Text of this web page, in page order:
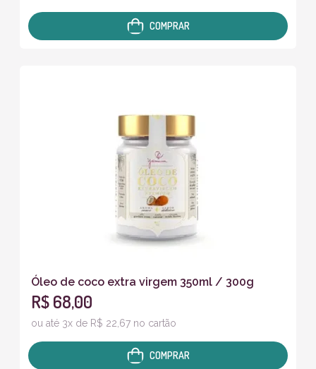
COMPRAR
Óleo de coco extra virgem 350ml / 300g
R$ 68,00
ou até 3x de R$ 22,67 no cartão
COMPRAR